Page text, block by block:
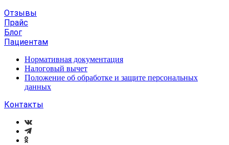
Отзывы
Прайс
Блог
Пациентам
Нормативная документация
Налоговый вычет
Положение об обработке и защите персональных
данных
Контакты